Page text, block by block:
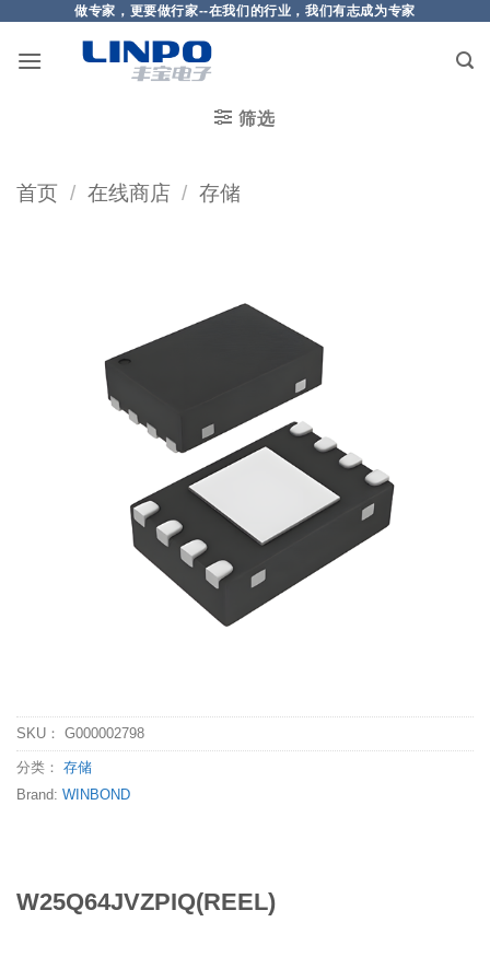
做专家，更要做行家--在我们的行业，我们有志成为专家
筛选
首页 / 在线商店 / 存储
SKU： G000002798
分类： 存储
Brand: WINBOND
W25Q64JVZPIQ(REEL)